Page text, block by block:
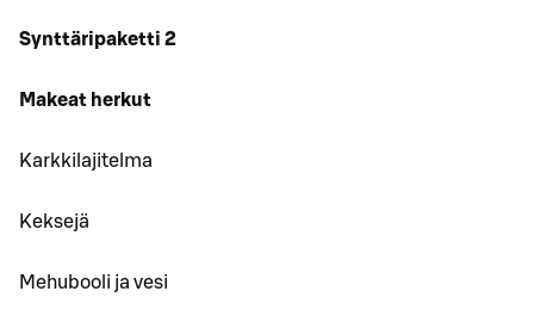
Synttäripaketti 2
Makeat herkut
Karkkilajitelma
Keksejä
Mehubooli ja vesi